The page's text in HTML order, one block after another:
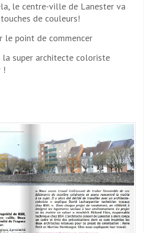
DESSIN ET
ENSEIGNEMENTS
LE
le centre-ville de Lanester va
de couleurs!
le point de commencer
la super architecte coloriste
!